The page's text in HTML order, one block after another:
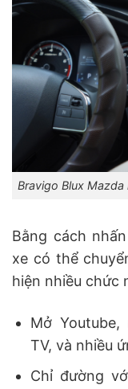
Bravigo Blux
Bằng cách
xe có thể
hiện nhiều chức
Mở
TV, và nhiều
Chỉ đường